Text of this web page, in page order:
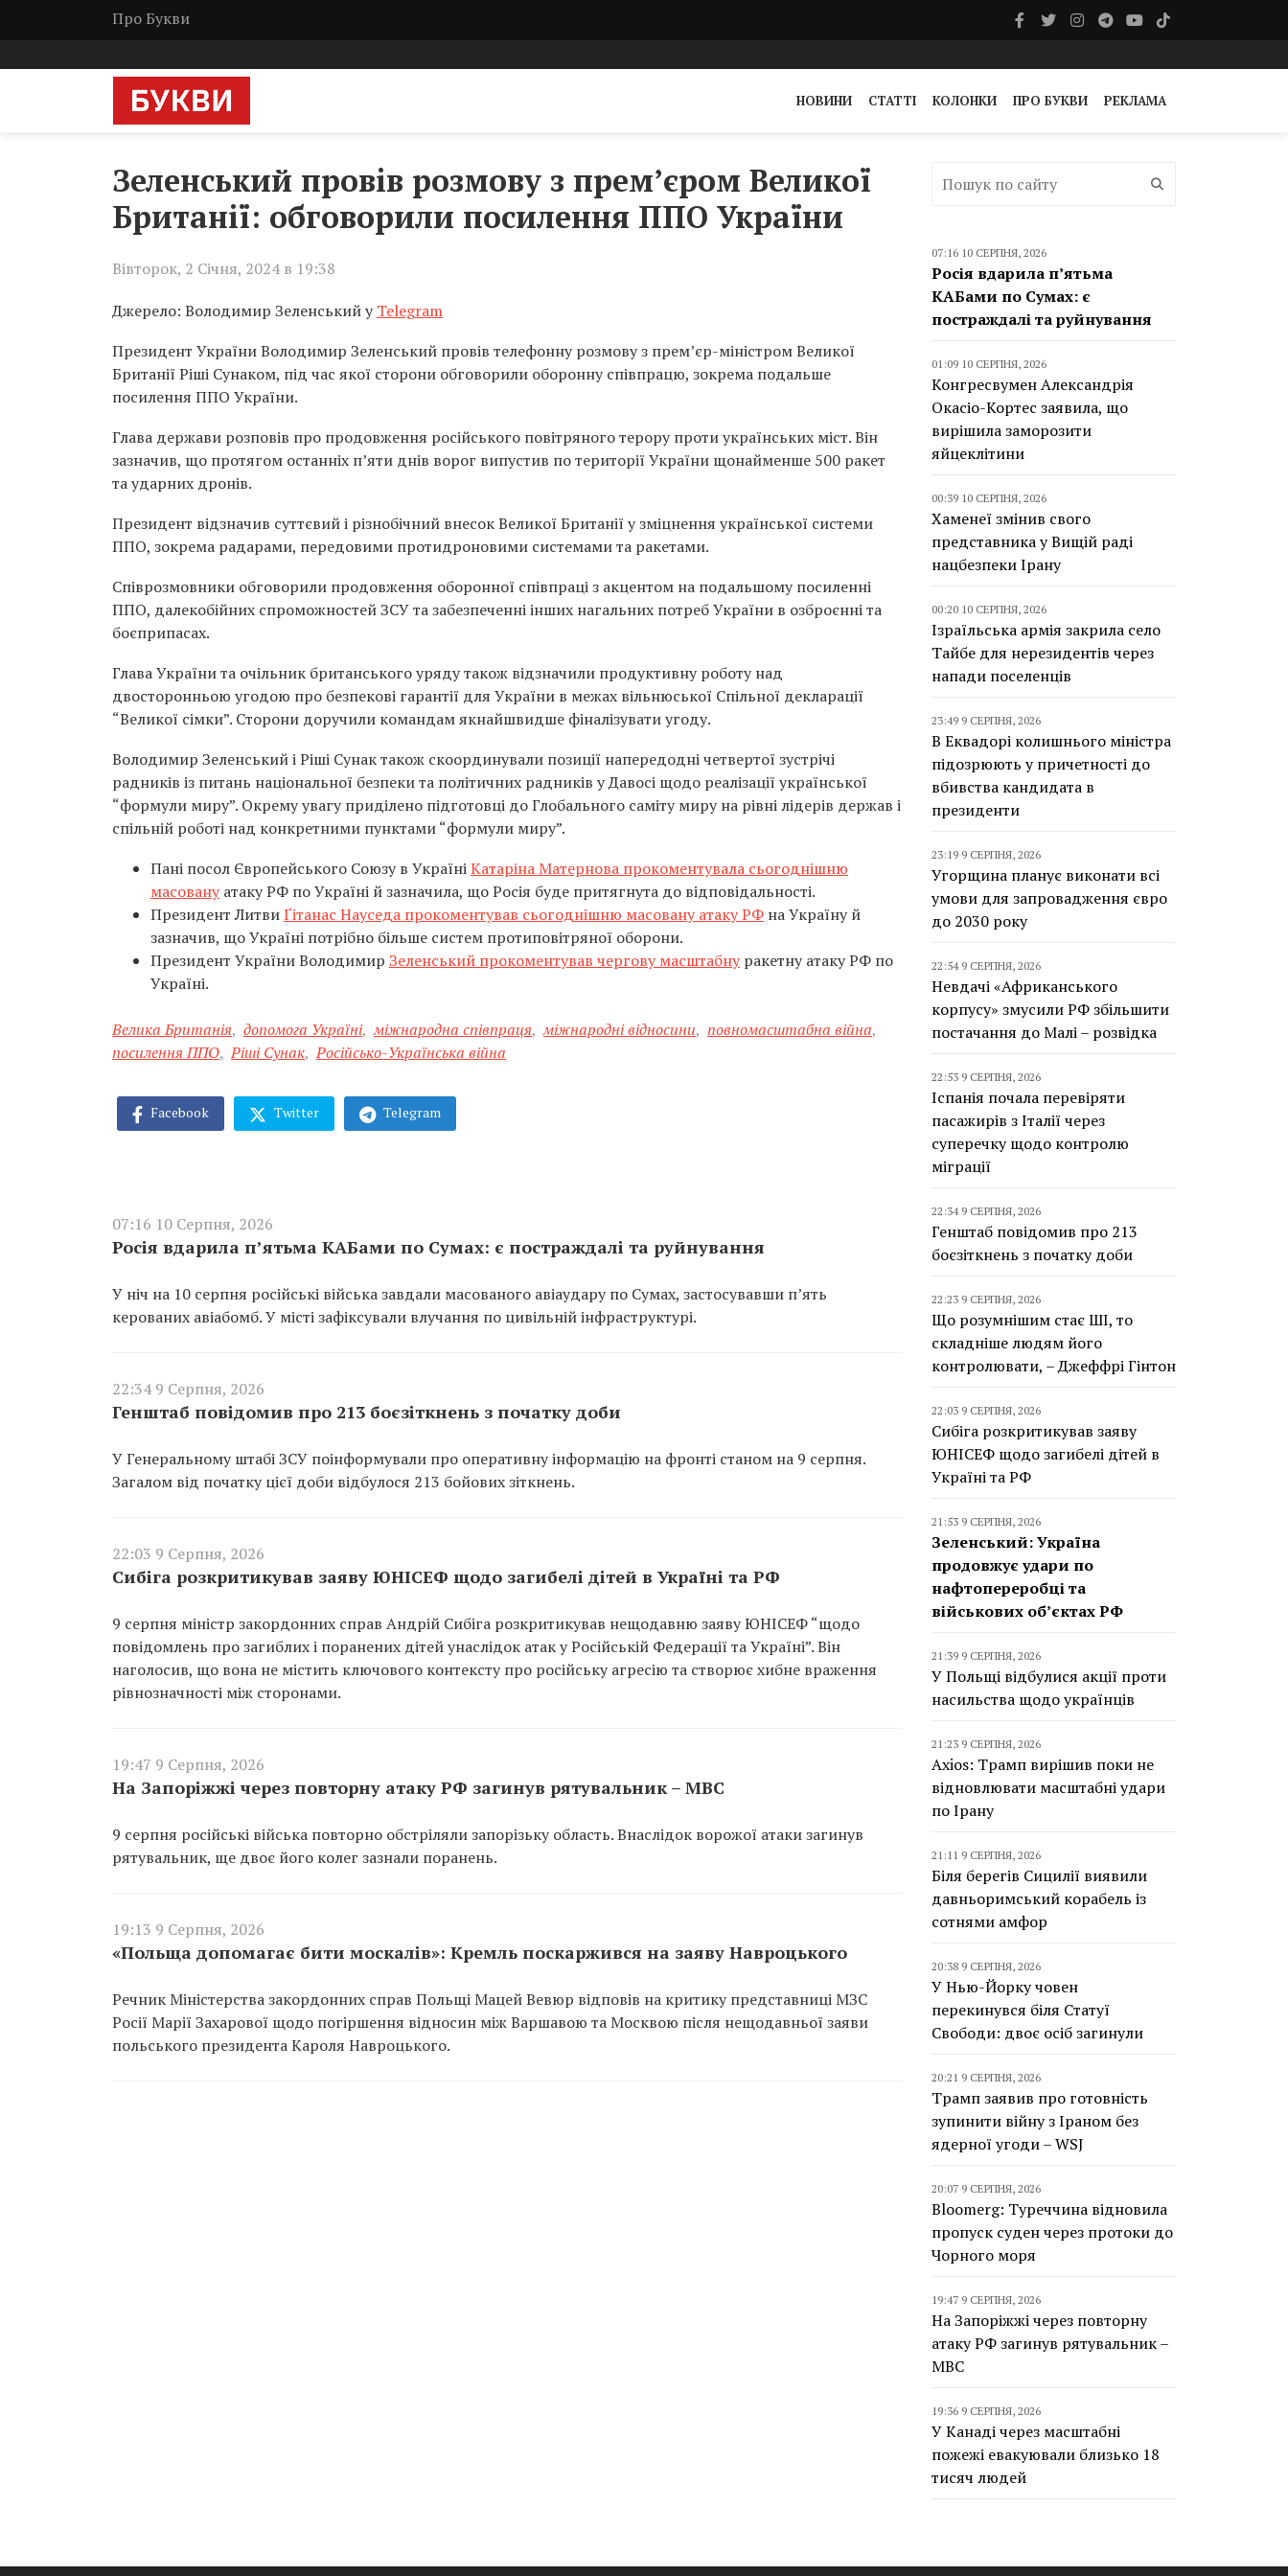
Про Букви
НОВИНИ СТАТТІ КОЛОНКИ ПРО БУКВИ РЕКЛАМА
Зеленський провів розмову з прем’єром Великої
Британії: обговорили посилення ППО України
Вівторок, 2 Січня, 2024 в 19:38
Джерело: Володимир Зеленський уTelegram
Президент України Володимир Зеленський провів телефонну розмову з прем’єр-міністром Великої
Британії Ріші Сунаком, під час якої сторони обговорили оборонну співпрацю, зокрема подальше
посилення ППО України.
Глава держави розповів про продовження російського повітряного терору проти українських міст. Він
зазначив, що протягом останніх п’яти днів ворог випустив по території України щонайменше 500 ракет
та ударних дронів.
Президент відзначив суттєвий і різнобічний внесок Великої Британії у зміцнення української системи
ППО, зокрема радарами, передовими протидроновими системами та ракетами.
Співрозмовники обговорили продовження оборонної співпраці з акцентом на подальшому посиленні
ППО, далекобійних спроможностей ЗСУ та забезпеченні інших нагальних потреб України в озброєнні та
боєприпасах.
Глава України та очільник британського уряду також відзначили продуктивну роботу над
двосторонньою угодою про безпекові гарантії для України в межах вільнюської Спільної декларації
“Великої сімки”. Сторони доручили командам якнайшвидше фіналізувати угоду.
Володимир Зеленський і Ріші Сунак також скоординували позиції напередодні четвертої зустрічі
радників із питань національної безпеки та політичних радників у Давосі щодо реалізації української
“формули миру”. Окрему увагу приділено підготовці до Глобального саміту миру на рівні лідерів держав і
спільній роботі над конкретними пунктами “формули миру”.
Пані посол Європейського Союзу в УкраїніКатаріна Матернова прокоментувала сьогоднішню
масовану атаку РФ по Україні й зазначила, що Росія буде притягнута до відповідальності.
Президент ЛитвиҐітанас Науседа прокоментував сьогоднішню масовану атаку РФ на Україну й
зазначив, що Україні потрібно більше систем протиповітряної оборони.
Президент України Володимир Зеленський прокоментував чергову масштабну ракетну атаку РФ по
Україні.
Велика Британія, допомога Україні, міжнародна співпраця, міжнародні відносини, повномасштабна війна,
посилення ППО, Ріші Сунак, Російсько-Українська війна
Facebook Twitter Telegram
07:16 10 Серпня, 2026
Росія вдарила п’ятьма КАБами по Сумах: є постраждалі та руйнування
У ніч на 10 серпня російські війська завдали масованого авіаудару по Сумах, застосувавши п’ять
керованих авіабомб. У місті зафіксували влучання по цивільній інфраструктурі.
22:34 9 Серпня, 2026
Генштаб повідомив про 213 боєзіткнень з початку доби
У Генеральному штабі ЗСУ поінформували про оперативну інформацію на фронті станом на 9 серпня.
Загалом від початку цієї доби відбулося 213 бойових зіткнень.
22:03 9 Серпня, 2026
Сибіга розкритикував заяву ЮНІСЕФ щодо загибелі дітей в Україні та РФ
9 серпня міністр закордонних справ Андрій Сибіга розкритикував нещодавню заяву ЮНІСЕФ “щодо
повідомлень про загиблих і поранених дітей унаслідок атак у Російській Федерації та Україні”. Він
наголосив, що вона не містить ключового контексту про російську агресію та створює хибне враження
рівнозначності між сторонами.
19:47 9 Серпня, 2026
На Запоріжжі через повторну атаку РФ загинув рятувальник – МВС
9 серпня російські війська повторно обстріляли запорізьку область. Внаслідок ворожої атаки загинув
рятувальник, ще двоє його колег зазнали поранень.
19:13 9 Серпня, 2026
«Польща допомагає бити москалів»: Кремль поскаржився на заяву Навроцького
Речник Міністерства закордонних справ Польщі Мацей Вевюр відповів на критику представниці МЗС
Росії Марії Захарової щодо погіршення відносин між Варшавою та Москвою після нещодавньої заяви
польського президента Кароля Навроцького.
07:16 10 СЕРПНЯ, 2026
Росія вдарила п’ятьма
КАБами по Сумах: є
постраждалі та руйнування
01:09 10 СЕРПНЯ, 2026
Конгресвумен Александрія
Окасіо-Кортес заявила, що
вирішила заморозити
яйцеклітини
00:39 10 СЕРПНЯ, 2026
Хаменеї змінив свого
представника у Вищій раді
нацбезпеки Ірану
00:20 10 СЕРПНЯ, 2026
Ізраїльська армія закрила село
Тайбе для нерезидентів через
напади поселенців
23:49 9 СЕРПНЯ, 2026
В Еквадорі колишнього міністра
підозрюють у причетності до
вбивства кандидата в
президенти
23:19 9 СЕРПНЯ, 2026
Угорщина планує виконати всі
умови для запровадження євро
до 2030 року
22:54 9 СЕРПНЯ, 2026
Невдачі «Африканського
корпусу» змусили РФ збільшити
постачання до Малі – розвідка
22:53 9 СЕРПНЯ, 2026
Іспанія почала перевіряти
пасажирів з Італії через
суперечку щодо контролю
міграції
22:34 9 СЕРПНЯ, 2026
Генштаб повідомив про 213
боєзіткнень з початку доби
22:23 9 СЕРПНЯ, 2026
Що розумнішим стає ШІ, то
складніше людям його
контролювати, – Джеффрі Гінтон
22:03 9 СЕРПНЯ, 2026
Сибіга розкритикував заяву
ЮНІСЕФ щодо загибелі дітей в
Україні та РФ
21:53 9 СЕРПНЯ, 2026
Зеленський: Україна
продовжує удари по
нафтопереробці та
військових об’єктах РФ
21:39 9 СЕРПНЯ, 2026
У Польщі відбулися акції проти
насильства щодо українців
21:23 9 СЕРПНЯ, 2026
Axios: Трамп вирішив поки не
відновлювати масштабні удари
по Ірану
21:11 9 СЕРПНЯ, 2026
Біля берегів Сицилії виявили
давньоримський корабель із
сотнями амфор
20:38 9 СЕРПНЯ, 2026
У Нью-Йорку човен
перекинувся біля Статуї
Свободи: двоє осіб загинули
20:21 9 СЕРПНЯ, 2026
Трамп заявив про готовність
зупинити війну з Іраном без
ядерної угоди – WSJ
20:07 9 СЕРПНЯ, 2026
Bloomerg: Туреччина відновила
пропуск суден через протоки до
Чорного моря
19:47 9 СЕРПНЯ, 2026
На Запоріжжі через повторну
атаку РФ загинув рятувальник –
МВС
19:36 9 СЕРПНЯ, 2026
У Канаді через масштабні
пожежі евакуювали близько 18
тисяч людей